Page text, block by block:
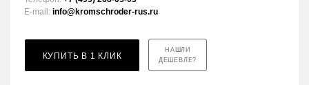
E-mail: info@kromschroder-rus.ru
КУПИТЬ В 1 КЛИК
НАШЛИ
ДЕШЕВЛЕ?